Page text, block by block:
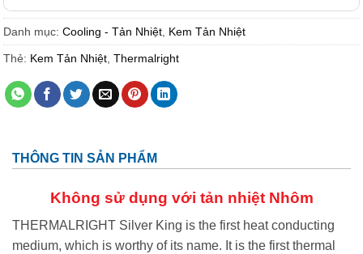
Danh mục: Cooling - Tản Nhiệt Kem Tản Nhiệt
Thẻ: Kem Tản Nhiệt Thermalright
THÔNG TIN SẢN PHẨM
Không sử dụng với tản nhiệt Nhôm
THERMALRIGHT Silver King is the first heat conducting
medium, which is worthy of its name. It is the first thermal